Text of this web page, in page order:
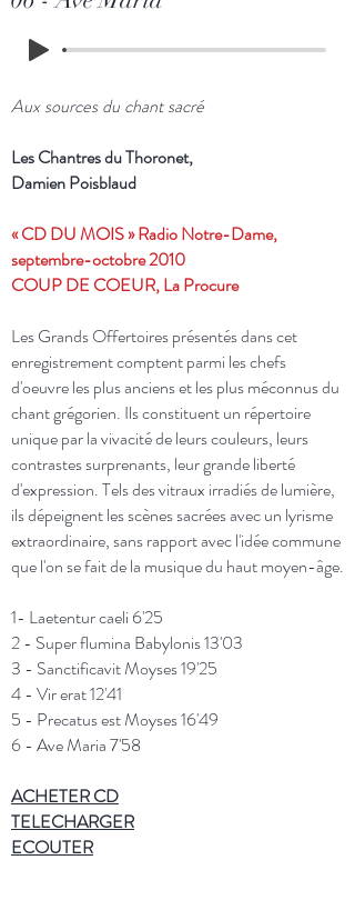
Aux sources du chant sacré
Les Chantres du Thoronet,
Damien Poisblaud
« CD DU MOIS » Radio Notre-Dame,
septembre-octobre 2010
COUP DE COEUR, La Procure
Les Grands Offertoires présentés dans cet
enregistrement comptent parmi les chefs
d'oeuvre les plus anciens et les plus méconnus du
chant grégorien. Ils constituent un répertoire
unique par la vivacité de leurs couleurs, leurs
contrastes surprenants, leur grande liberté
d'expression. Tels des vitraux irradiés de lumière,
ils dépeignent les scènes sacrées avec un lyrisme
extraordinaire, sans rapport avec l'idée commune
que l'on se fait de la musique du haut moyen-âge.
1- Laetentur caeli 6'25
2 - Super flumina Babylonis 13'03
3 - Sanctificavit Moyses 19'25
4 - Vir erat 12'41
5 - Precatus est Moyses 16'49
6 - Ave Maria 7'58
ACHETERCD
TELECHARGER
ECOUTER